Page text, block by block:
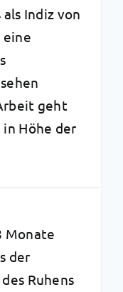
Indiz von
geht
Höhe der
Monate
der
Ruhens